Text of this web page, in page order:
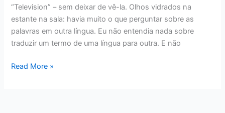
“Television” – sem deixar de vê-la. Olhos vidrados na
estante na sala: havia muito o que perguntar sobre as
palavras em outra língua. Eu não entendia nada sobre
traduzir um termo de uma língua para outra. E não
Read More »